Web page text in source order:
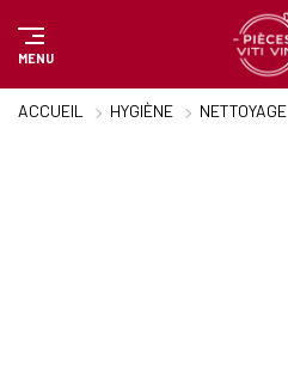
MENU
ACCUEIL HYGIÈNE NETTOYAGE
Panneau de gestion des cookies